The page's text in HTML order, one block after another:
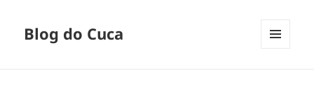
Blog do Cuca